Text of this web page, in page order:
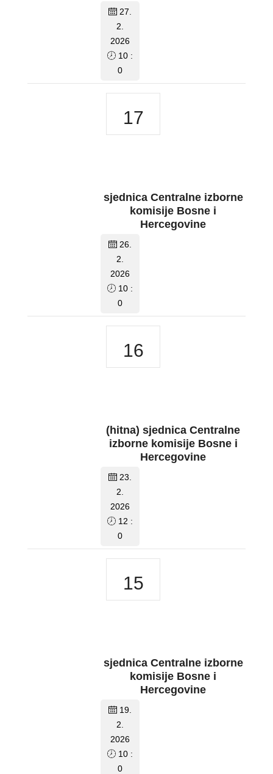
27.
2.
2026
10 :
0
17
sjednica Centralne izborne
komisije Bosne i
Hercegovine
26.
2.
2026
10 :
0
16
(hitna) sjednica Centralne
izborne komisije Bosne i
Hercegovine
23.
2.
2026
12 :
0
15
sjednica Centralne izborne
komisije Bosne i
Hercegovine
19.
2.
2026
10 :
0